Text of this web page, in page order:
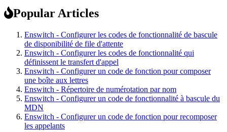
Popular Articles
Enswitch - Configurer les codes de fonctionnalité de bascule
de disponibilité de file d'attente
Enswitch - Configurer les codes de fonctionnalité qui
définissent le transfert d'appel
Enswitch - Configurer un code de fonction pour composer
une boîte aux lettres
Enswitch - Répertoire de numérotation par nom
Enswitch - Configurer un code de fonctionnalité à bascule du
MDN
Enswitch - Configurer un code de fonction pour recomposer
les appelants